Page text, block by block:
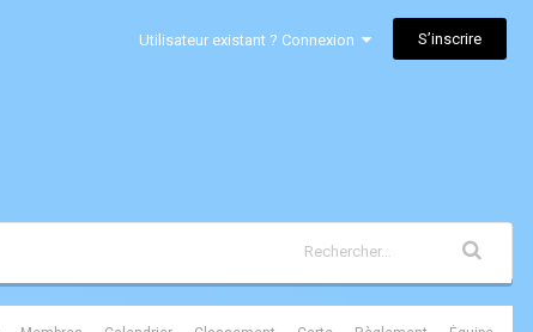
Utilisateur existant ? Connexion S’inscrire